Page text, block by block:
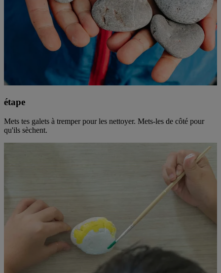
étape
Mets tes galets à tremper pour les nettoyer. Mets-les de côté pour
qu'ils sèchent.